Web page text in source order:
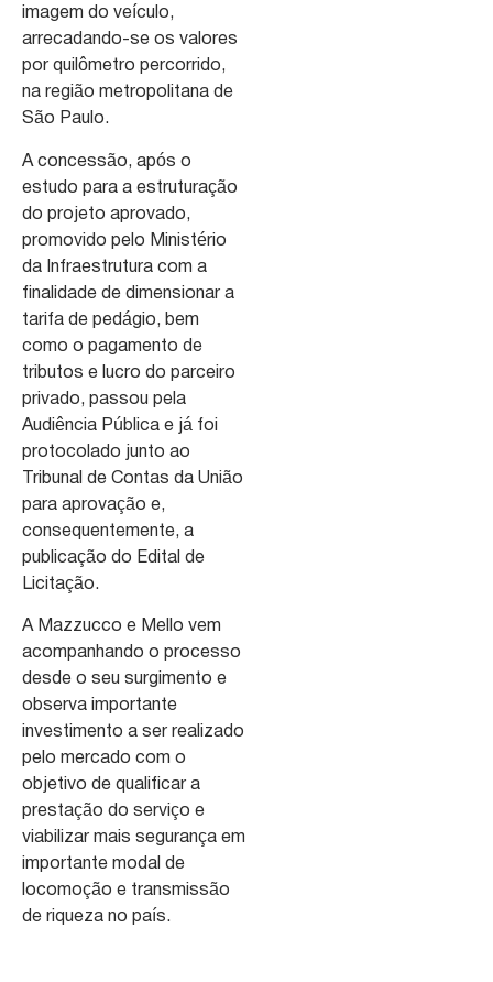
imagem do veículo,
arrecadando-se os valores
por quilômetro percorrido,
na região metropolitana de
São Paulo.
A concessão, após o
estudo para a estruturação
do projeto aprovado,
promovido pelo Ministério
da Infraestrutura com a
finalidade de dimensionar a
tarifa de pedágio, bem
como o pagamento de
tributos e lucro do parceiro
privado, passou pela
Audiência Pública e já foi
protocolado junto ao
Tribunal de Contas da União
para aprovação e,
consequentemente, a
publicação do Edital de
Licitação.
A Mazzucco e Mello vem
acompanhando o processo
desde o seu surgimento e
observa importante
investimento a ser realizado
pelo mercado com o
objetivo de qualificar a
prestação do serviço e
viabilizar mais segurança em
importante modal de
locomoção e transmissão
de riqueza no país.